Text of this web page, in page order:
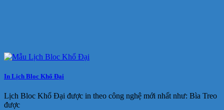
In Lịch Bloc Khổ Đại
Lịch Bloc Khổ Đại được in theo công nghệ mới nhất như: Bìa Treo
được